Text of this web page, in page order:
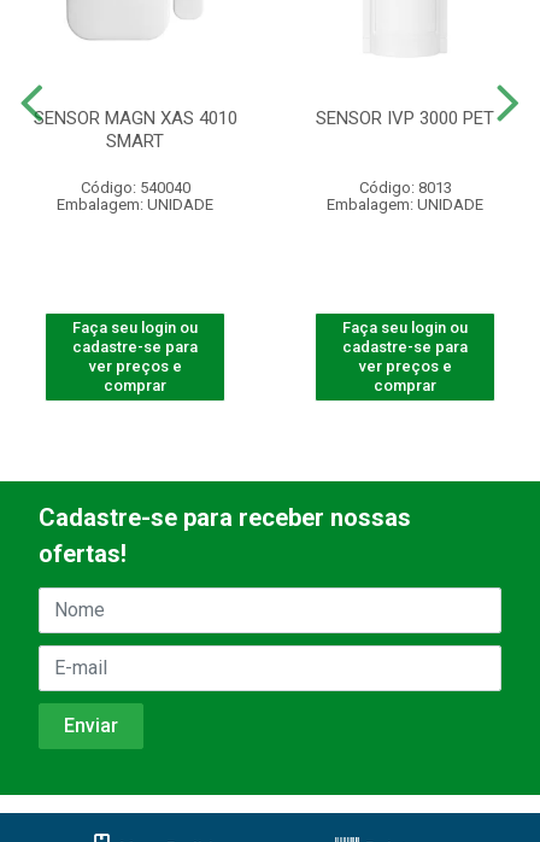
SENSOR MAGN XAS 4010
SMART
Código: 540040
Embalagem: UNIDADE
Faça seu login ou
cadastre-se para
ver preços e
comprar
SENSOR IVP 3000 PET
Código: 8013
Embalagem: UNIDADE
Faça seu login ou
cadastre-se para
ver preços e
comprar
Cadastre-se para receber nossas
ofertas!